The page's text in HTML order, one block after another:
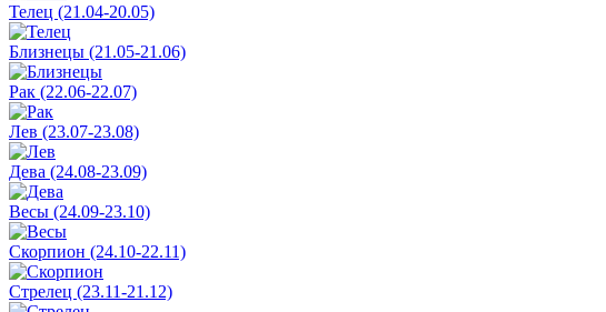
Телец (21.04-20.05)
Близнецы (21.05-21.06)
Рак (22.06-22.07)
Лев (23.07-23.08)
Дева (24.08-23.09)
Весы (24.09-23.10)
Скорпион (24.10-22.11)
Стрелец (23.11-21.12)